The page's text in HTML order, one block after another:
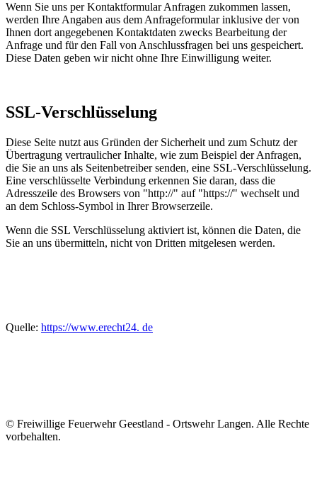
Wenn Sie uns per Kontaktformular Anfragen zukommen lassen,
werden Ihre Angaben aus dem Anfrageformular inklusive der von
Ihnen dort angegebenen Kontaktdaten zwecks Bearbeitung der
Anfrage und für den Fall von Anschlussfragen bei uns gespeichert.
Diese Daten geben wir nicht ohne Ihre Einwilligung weiter.
SSL-Verschlüsselung
Diese Seite nutzt aus Gründen der Sicherheit und zum Schutz der
Übertragung vertraulicher Inhalte, wie zum Beispiel der Anfragen,
die Sie an uns als Seitenbetreiber senden, eine SSL-Verschlüsselung.
Eine verschlüsselte Verbindung erkennen Sie daran, dass die
Adresszeile des Browsers von "http://" auf "https://" wechselt und
an dem Schloss-Symbol in Ihrer Browserzeile.
Wenn die SSL Verschlüsselung aktiviert ist, können die Daten, die
Sie an uns übermitteln, nicht von Dritten mitgelesen werden.
Quelle: https://www.erecht24. de
© Freiwillige Feuerwehr Geestland - Ortswehr Langen. Alle Rechte
vorbehalten.